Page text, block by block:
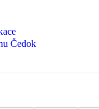
Čedok